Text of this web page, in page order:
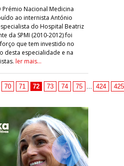
Prémio Nacional Medicina
ao internista António
do Hospital Beatriz
da SPMI (2010-2012) foi
que tem investido no
desta especialidade e na
ler mais...
70 71 72 73 74 75 424 425